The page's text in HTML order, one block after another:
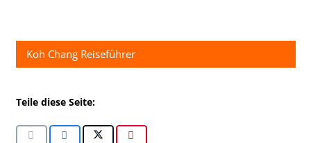
Koh Chang Reiseführer
Teile diese Seite: